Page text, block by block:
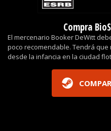
Compra
El mercenario Booker DeWitt
poco recomendable. Tendrá
desde la infancia en la ciudad